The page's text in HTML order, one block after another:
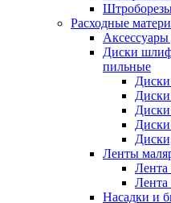
Расходные
Аксессуары
Диски
пильные
Диски
Ленты
Лента
Лента
Насадки и